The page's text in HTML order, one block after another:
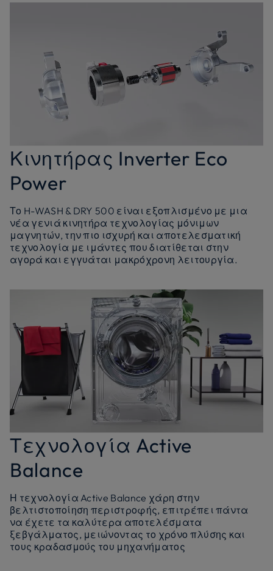
Κινητήρας Inverter Eco
Power
Το H-WASH & DRY 500 είναι εξοπλισμένο με μια
νέα γενιά κινητήρα τεχνολογίας μόνιμων
μαγνητών, την πιο ισχυρή και αποτελεσματική
τεχνολογία με ιμάντες που διατίθεται στην
αγορά και εγγυάται μακρόχρονη λειτουργία.
Τεχνολογία Active
Balance
Η τεχνολογία Active Balance χάρη στην
βελτιστοποίηση περιστροφής, επιτρέπει πάντα
να έχετε τα καλύτερα αποτελέσματα
ξεβγάλματος, μειώνοντας το χρόνο πλύσης και
τους κραδασμούς του μηχανήματος